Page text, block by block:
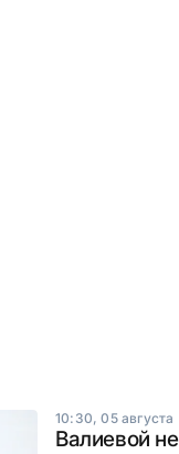
10:30, 05 августа
Валиевой